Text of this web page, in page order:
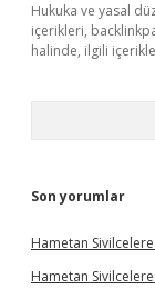
Hukuka ve yasal
içerikleri,
halinde, ilgili
Son yorumlar
Hametan
Hametan